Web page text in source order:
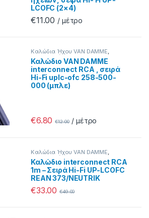
LCOFC (2×4)
€11.00 / μέτρο
Καλώδια Ήχου VAN DAMME,
Προσφορές
Καλώδιο VAN DAMME
interconnect RCA , σειρά
Hi-Fi uplc-ofc 258-500-
000 (μπλε)
€6.80 €12.00 / μέτρο
Καλώδια Ήχου VAN DAMME,
Προσφορές
Καλώδιο interconnect RCA
1m – Σειρά Hi-Fi UP-LCOFC
REAN 373/NEUTRIK
€33.00 €49.00